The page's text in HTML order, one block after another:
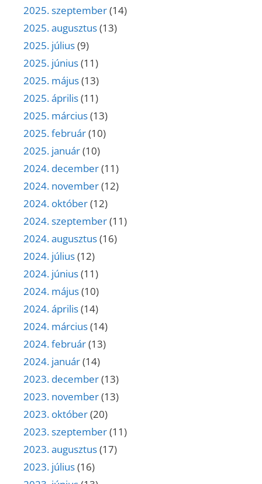
2025. szeptember(14)
2025. augusztus(13)
2025. július(9)
2025. június(11)
2025. május(13)
2025. április(11)
2025. március(13)
2025. február(10)
2025. január(10)
2024. december(11)
2024. november(12)
2024. október(12)
2024. szeptember(11)
2024. augusztus(16)
2024. július(12)
2024. június(11)
2024. május(10)
2024. április(14)
2024. március(14)
2024. február(13)
2024. január(14)
2023. december(13)
2023. november(13)
2023. október(20)
2023. szeptember(11)
2023. augusztus(17)
2023. július(16)